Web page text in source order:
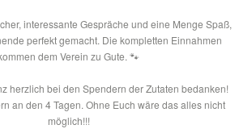
interessante Gespräche und eine Menge Spaß,
perfekt gemacht. Die kompletten Einnahmen
dem Verein zu Gute.🐾
herzlich bei den Spendern der Zutaten bedanken!
an den 4 Tagen. Ohne Euch wäre das alles nicht
möglich!!!